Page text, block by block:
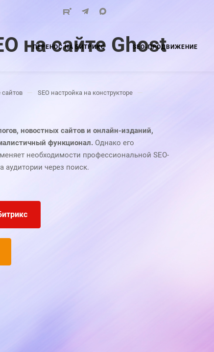
ПЕРЕНОС НА БИТРИКС SEO-ПРОДВИЖЕНИЕ
на сайте Ghost
— SEO настройка на конструкторе —
новостных сайтов и онлайн-изданий,
функционал. Однако его
необходимости профессиональной SEO-
аудитории через поиск.